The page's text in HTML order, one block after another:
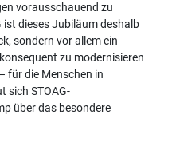
vorausschauend zu
ist dieses Jubiläum deshalb
sondern vor allem ein
zu modernisieren
für die Menschen in
sich STOAG-
über das besondere